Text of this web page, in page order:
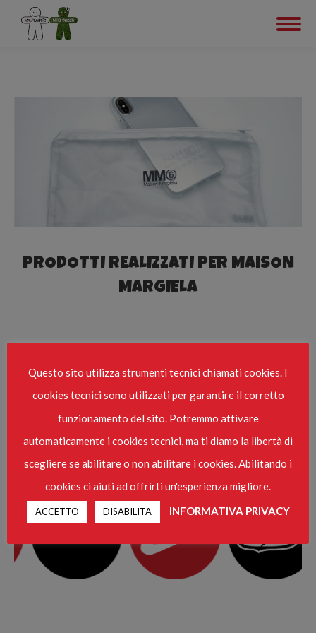
PRODOTTI REALIZZATI PER MAISON
MARGIELA
HOME
Questo sito utilizza strumenti tecnici chiamati cookies. I
cookies tecnici sono utilizzati per garantire il corretto
funzionamento del sito. Potremmo attivare
automaticamente i cookies tecnici, ma ti diamo la libertà di
scegliere se abilitare o non abilitare i cookies. Abilitando i
cookies ci aiuti ad offrirti un'esperienza migliore.
ACCETTO DISABILITA INFORMATIVA PRIVACY